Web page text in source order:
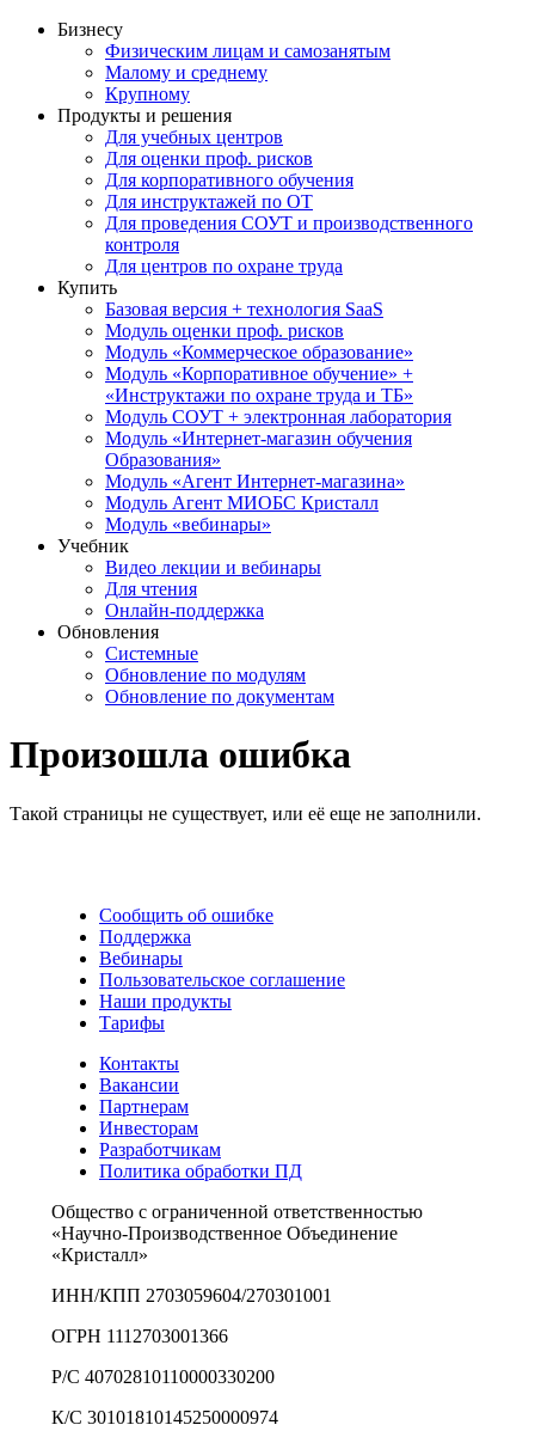
Бизнесу
Физическим лицам и самозанятым
Малому и среднему
Крупному
Продукты и решения
Для учебных центров
Для оценки проф. рисков
Для корпоративного обучения
Для инструктажей по ОТ
Для проведения СОУТ и производственного
контроля
Для центров по охране труда
Купить
Базовая версия + технология SaaS
Модуль оценки проф. рисков
Модуль «Коммерческое образование»
Модуль «Корпоративное обучение» +
«Инструктажи по охране труда и ТБ»
Модуль СОУТ + электронная лаборатория
Модуль «Интернет-магазин обучения
Образования»
Модуль «Агент Интернет-магазина»
Модуль Агент МИОБС Кристалл
Модуль «вебинары»
Учебник
Видео лекции и вебинары
Для чтения
Онлайн-поддержка
Обновления
Системные
Обновление по модулям
Обновление по документам
Произошла ошибка
Такой страницы не существует, или её еще не заполнили.
Сообщить об ошибке
Поддержка
Вебинары
Пользовательское соглашение
Наши продукты
Тарифы
Контакты
Вакансии
Партнерам
Инвесторам
Разработчикам
Политика обработки ПД
Общество с ограниченной ответственностью
«Научно-Производственное Объединение
«Кристалл»
ИНН/КПП 2703059604/270301001
ОГРН 1112703001366
Р/С 40702810110000330200
К/С 30101810145250000974